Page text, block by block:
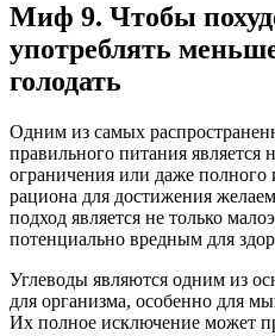
Миф 9. Чтобы
употреблять
голодать
Одним из самых
правильного питания является
ограничения или даже полного
рациона для достижения
подход является не только
потенциально вредным для
Углеводы являются одним из
для организма, особенно для
Их полное исключение может